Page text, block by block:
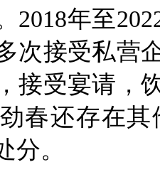
2018年至
次接受私营
接受宴请，
春还存在
分。